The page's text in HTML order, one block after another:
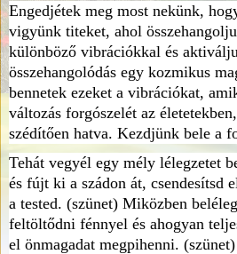
Engedjétek meg most nekünk,
vigyünk titeket, ahol
különböző vibrációkkal és
összehangolódás egy kozmikus
bennetek ezeket a vibrációkat,
változás forgószelét az
szédítően hatva. Kezdjünk bele a
Tehát vegyél egy mély lélegzetet
és fújt ki a szádon át, csendesítsd
a tested. (szünet) Miközben
feltöltődni fénnyel és ahogyan
el önmagadat megpihenni.